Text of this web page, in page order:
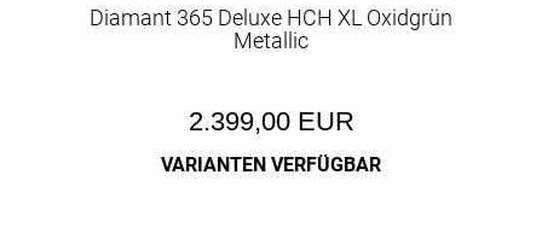
Diamant 365 Deluxe HCH XL Oxidgrün
Metallic
2.399,00 EUR
VARIANTEN VERFÜGBAR